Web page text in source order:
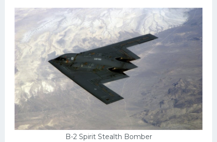
B-2 Spirit Stealth Bomber